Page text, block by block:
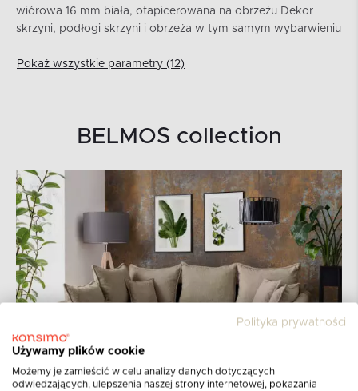
wiórowa 16 mm biała, otapicerowana na obrzeżu Dekor
skrzyni, podłogi skrzyni i obrzeża w tym samym wybarwieniu
Pokaż wszystkie parametry (12)
BELMOS collection
Polityka prywatności
Używamy plików cookie
Możemy je zamieścić w celu analizy danych dotyczących
odwiedzających, ulepszenia naszej strony internetowej, pokazania